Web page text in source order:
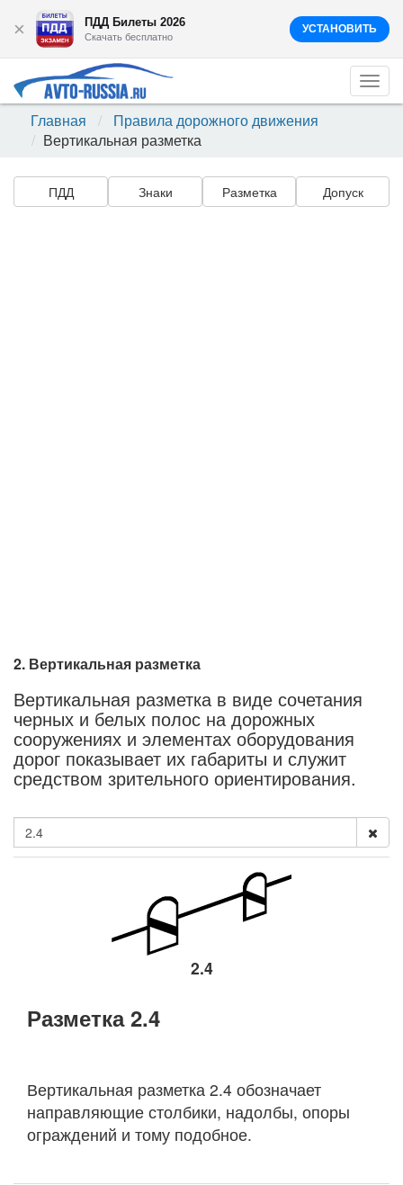
× ПДД Билеты 2026
Скачать бесплатно
УСТАНОВИТЬ
Главная
Правила дорожного движения
Вертикальная разметка
ПДД Знаки Разметка Допуск
2. Вертикальная разметка
Вертикальная разметка в виде сочетания
черных и белых полос на дорожных
сооружениях и элементах оборудования
дорог показывает их габариты и служит
средством зрительного ориентирования.
2.4
Разметка 2.4
Вертикальная разметка 2.4 обозначает
направляющие столбики, надолбы, опоры
ограждений и тому подобное.